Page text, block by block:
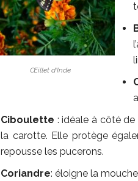
Œillet d’Inde
Ciboulette : idéale à côté
la carotte. Elle protège
repousse les pucerons.
Coriandre: éloigne la